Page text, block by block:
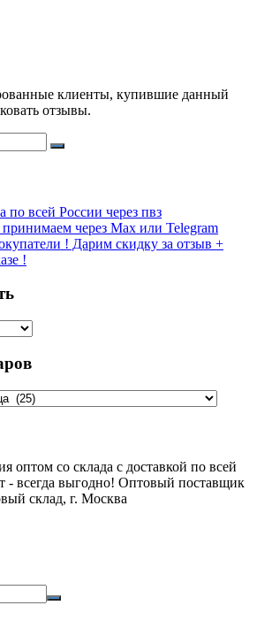
клиенты, купившие данный
отзывы.
по всей России через пвз
принимаем через Max или Telegram
! Дарим скидку за отзыв +
!
оптом со склада с доставкой по всей
- всегда выгодно! Оптовый поставщик
склад, г. Москва